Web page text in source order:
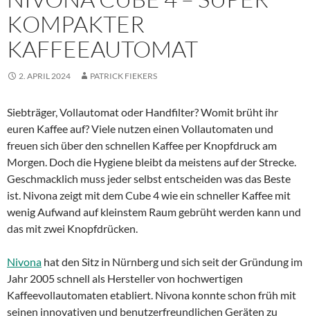
KOMPAKTER
KAFFEEAUTOMAT
2. APRIL 2024 PATRICK FIEKERS
Siebträger, Vollautomat oder Handfilter? Womit brüht ihr
euren Kaffee auf? Viele nutzen einen Vollautomaten und
freuen sich über den schnellen Kaffee per Knopfdruck am
Morgen. Doch die Hygiene bleibt da meistens auf der Strecke.
Geschmacklich muss jeder selbst entscheiden was das Beste
ist. Nivona zeigt mit dem Cube 4 wie ein schneller Kaffee mit
wenig Aufwand auf kleinstem Raum gebrüht werden kann und
das mit zwei Knopfdrücken.
Nivona hat den Sitz in Nürnberg und sich seit der Gründung im
Jahr 2005 schnell als Hersteller von hochwertigen
Kaffeevollautomaten etabliert. Nivona konnte schon früh mit
seinen innovativen und benutzerfreundlichen Geräten zu